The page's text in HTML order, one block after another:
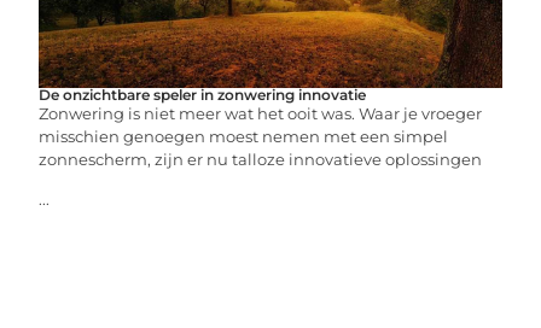
De onzichtbare speler in zonwering innovatie
Zonwering is niet meer wat het ooit was. Waar je vroeger
misschien genoegen moest nemen met een simpel
zonnescherm, zijn er nu talloze innovatieve oplossingen
...